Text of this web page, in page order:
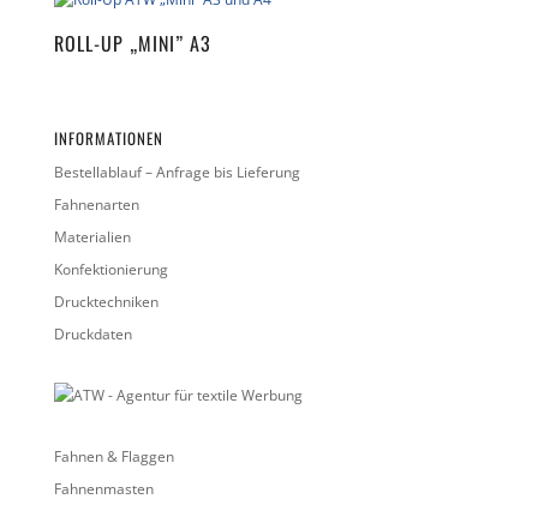
ROLL-UP „MINI” A3
INFORMATIONEN
Bestellablauf – Anfrage bis Lieferung
Fahnenarten
Materialien
Konfektionierung
Drucktechniken
Druckdaten
Fahnen & Flaggen
Fahnenmasten